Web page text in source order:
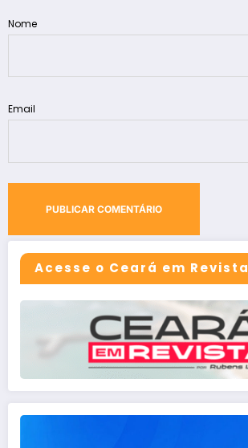
Nome
Email
Acesse o Ceará em Revista